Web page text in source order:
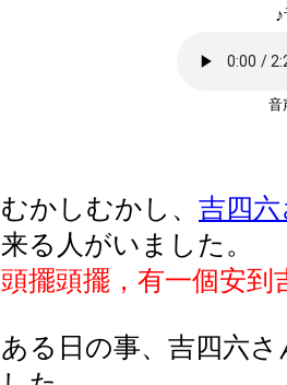
むかしむかし 、 吉四六
来る 人 がいました 。
頭擺頭擺，有一個安到
ある日の事、吉四六さ